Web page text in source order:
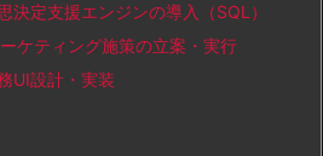
決定支援エンジンの導入（SQL）
ケティング施策の立案・実行
UI設計・実装